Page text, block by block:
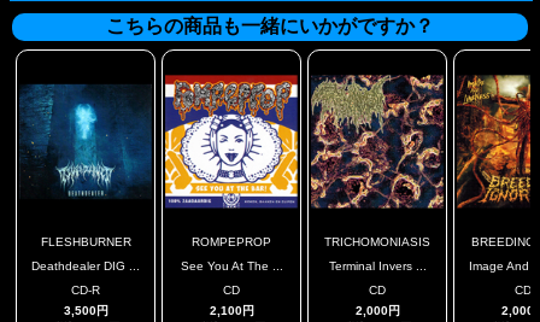
こちらの商品も一緒にいかがですか？
FLESHBURNER
Deathdealer DIG ...
CD-R
3,500円
ROMPEPROP
See You At The ...
CD
2,100円
TRICHOMONIASIS
Terminal Invers ...
CD
2,000円
BREEDING
Image And
CD
2,000